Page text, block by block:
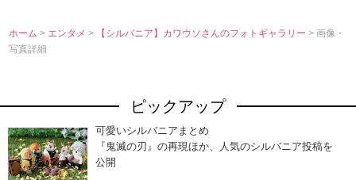
ホーム > エンタメ> 【シルバニア】カワウソさんのフォトギャラリー> 画像・
写真詳細
ピックアップ
可愛いシルバニアまとめ
『鬼滅の刃』の再現ほか、人気のシルバニア投稿を
公開